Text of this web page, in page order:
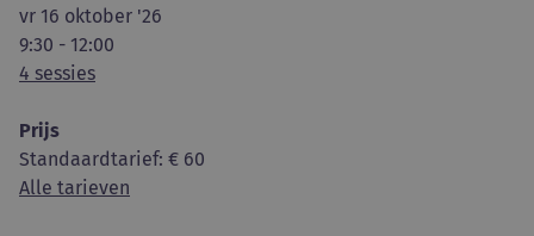
vr 16 oktober '26
9:30 - 12:00
4 sessies
Prijs
Standaardtarief: € 60
Alle tarieven